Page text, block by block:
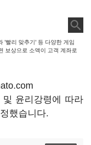
'빨리 맞추기' 등 다양한 게임
보상으로 소액이 고객 계좌로
윤리강령에 따라
했습니다.